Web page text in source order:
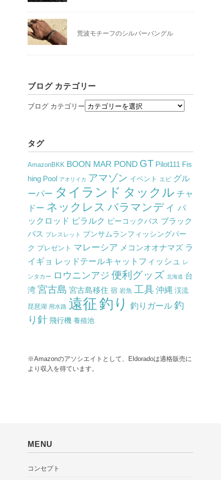
荒波モチーフのシルバーバングル
ブログ カテゴリー
ブログ カテゴリー
タグ
AmazonBKK BOON MAR POND GT Pilot111 Fis
hing Pool アオリイカ アマゾン イベント エビ グル
ーパー タイランド タックル チャ
ドー ネックレス バラマンディ パ
ックロッド ピラルク ピーコックバス ブラック
バス ブレスレット ブンサムランフィッシングパー
ク プレゼント マレーシア メコンオオナマズ ラ
イギョ レッドテールキャットフィッシュ レ
ンタカー ロウニンアジ 便利グッズ 北海道 台
湾 宮古島 宮古島移住 宿 岩魚 工具 沖縄 渓流
琵琶湖 用水路 遠征釣り 釣りガール 釣
り針 飛行機 養殖池
※Amazonのアソシエイトとして、Eldoradoは適格販売に
より収入を得ています。
MENU
コンセプト